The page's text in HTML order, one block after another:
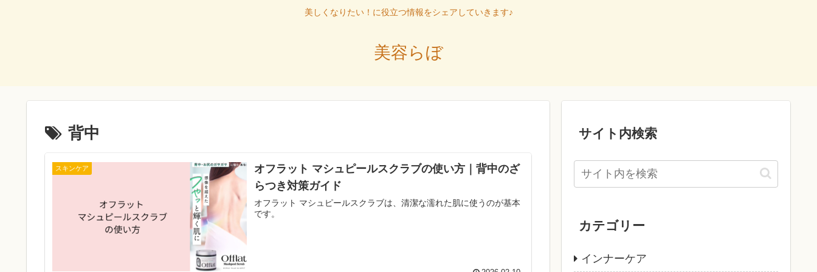
美しくなりたい！に役立つ情報をシェアしていきます♪
美容らぼ
背中
スキンケア
オフラット マシュピールスクラブの使い方｜背中のざ
らつき対策ガイド
オフラット マシュピールスクラブは、清潔な濡れた肌に使うのが基本
です。
サイト内検索
カテゴリー
インナーケア